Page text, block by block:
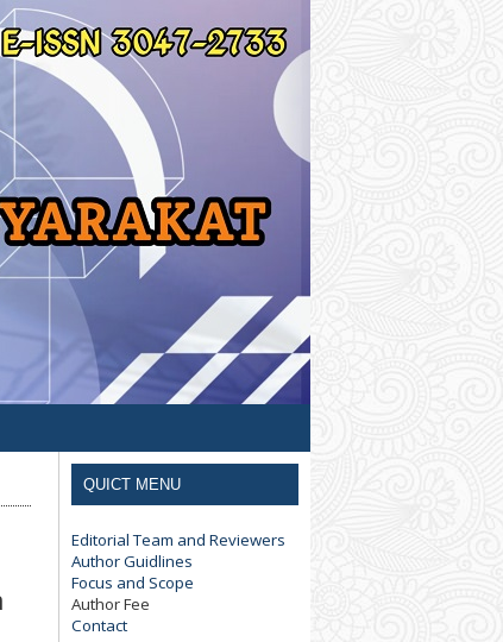
QUICT MENU
Editorial Team and Reviewers
Author Guidlines
Focus and Scope
Author Fee
Contact